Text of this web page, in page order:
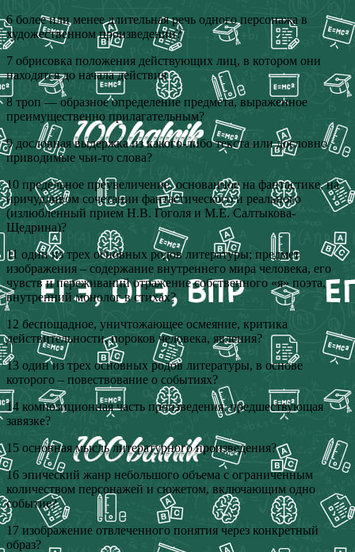
6 более или менее длительная речь одного персонажа в
художественном произведении?
7 обрисовка положения действующих лиц, в котором они
находятся до начала действия
8 троп — образное определение предмета, выраженное
преимущественно прилагательным?
9 дословная выдержка из какого-либо текста или дословно
приводимые чьи-то слова?
10 предельное преувеличение, основанное на фантастике, на
причудливом сочетании фантастического и реального
(излюбленный прием Н.В. Гоголя и М.Е. Салтыкова-
Щедрина)?
11 один из трех основных родов литературы; предмет
изображения – содержание внутреннего мира человека, его
чувств и переживаний отражение собственного «я» поэта,
внутренний монолог в стихах?
12 беспощадное, уничтожающее осмеяние, критика
действительности, пороков человека, явления?
13 один из трех основных родов литературы, в основе
которого – повествование о событиях?
14 композиционная часть произведения, предшествующая
завязке?
15 основная мысль литературного произведения?
16 эпический жанр небольшого объема с ограниченным
количеством персонажей и сюжетом, включающим одно
событие?
17 изображение отвлеченного понятия через конкретный
образ?